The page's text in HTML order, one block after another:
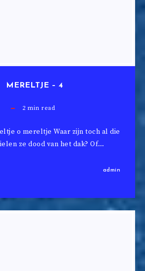
MERELTJE – 4
2 min read
o mereltje Waar zijn toch al die
ze dood van het dak? Of…
admin